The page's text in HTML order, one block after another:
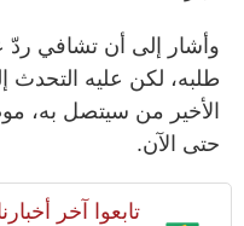
وأشار إلى أن تشافي
طلبه، لكن عليه التحدث
الأخير من سيتصل به،
حتى الآن.
تابعوا آخر